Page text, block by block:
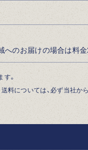
のお届けの場合は料金
。
料については、必ず当社か